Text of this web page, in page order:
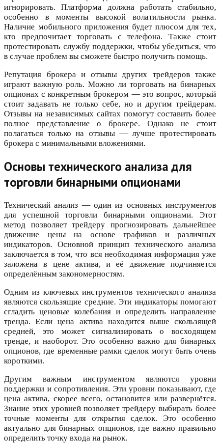
игнорировать. Платформа должна работать стабильно,
особенно в моменты высокой волатильности рынка.
Наличие мобильного приложения будет плюсом для тех,
кто предпочитает торговать с телефона. Также стоит
протестировать службу поддержки, чтобы убедиться, что
в случае проблем вы сможете быстро получить помощь.
Репутация брокера и отзывы других трейдеров также
играют важную роль. Можно ли торговать на бинарных
опционах с конкретным брокером — это вопрос, который
стоит задавать не только себе, но и другим трейдерам.
Отзывы на независимых сайтах помогут составить более
полное представление о брокере. Однако не стоит
полагаться только на отзывы — лучше протестировать
брокера с минимальными вложениями.
Основы технического анализа для
торговли бинарными опционами
Технический анализ — один из основных инструментов
для успешной торговли бинарными опционами. Этот
метод позволяет трейдеру прогнозировать дальнейшее
движение цены на основе графиков и различных
индикаторов. Основной принцип технического анализа
заключается в том, что вся необходимая информация уже
заложена в цене актива, и её движение подчиняется
определённым закономерностям.
Одним из ключевых инструментов технического анализа
являются скользящие средние. Эти индикаторы помогают
сгладить ценовые колебания и определить направление
тренда. Если цена актива находится выше скользящей
средней, это может сигнализировать о восходящем
тренде, и наоборот. Это особенно важно для бинарных
опционов, где временные рамки сделок могут быть очень
короткими.
Другим важным инструментом являются уровни
поддержки и сопротивления. Эти уровни показывают, где
цена актива, скорее всего, остановится или развернётся.
Знание этих уровней позволяет трейдеру выбирать более
точные моменты для открытия сделок. Это особенно
актуально для бинарных опционов, где важно правильно
определить точку входа на рынок.